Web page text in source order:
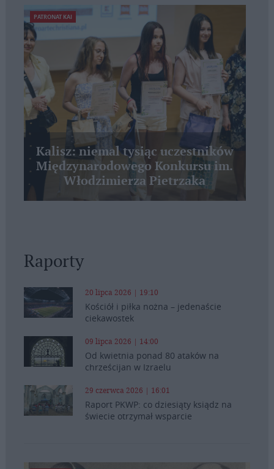
PATRONAT KAI
Kalisz: niemal tysiąc uczestników
Międzynarodowego Konkursu im.
Włodzimierza Pietrzaka
Raporty
20 lipca 2026 | 19:10
Kościół i piłka nożna – jedenaście
ciekawostek
09 lipca 2026 | 14:00
Od kwietnia ponad 80 ataków na
chrześcijan w Izraelu
29 czerwca 2026 | 16:01
Raport PKWP: co dziesiąty ksiądz na
świecie otrzymał wsparcie